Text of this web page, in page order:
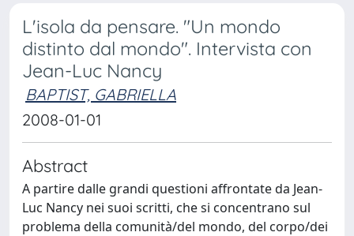
L'isola da pensare. "Un mondo
distinto dal mondo". Intervista con
Jean-Luc Nancy
BAPTIST, GABRIELLA
2008-01-01
Abstract
A partire dalle grandi questioni affrontate da Jean-
Luc Nancy nei suoi scritti, che si concentrano sul
problema della comunità/del mondo, del corpo/dei